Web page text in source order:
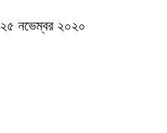
নভেম্বর ২০২০